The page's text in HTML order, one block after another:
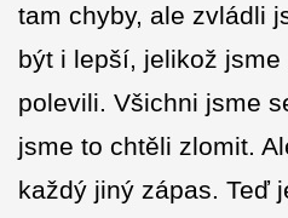
tam chyby, ale zvládli
být i lepší, jelikož
polevili. Všichni jsme
jsme to chtěli zlomit.
každý jiný zápas. Teď